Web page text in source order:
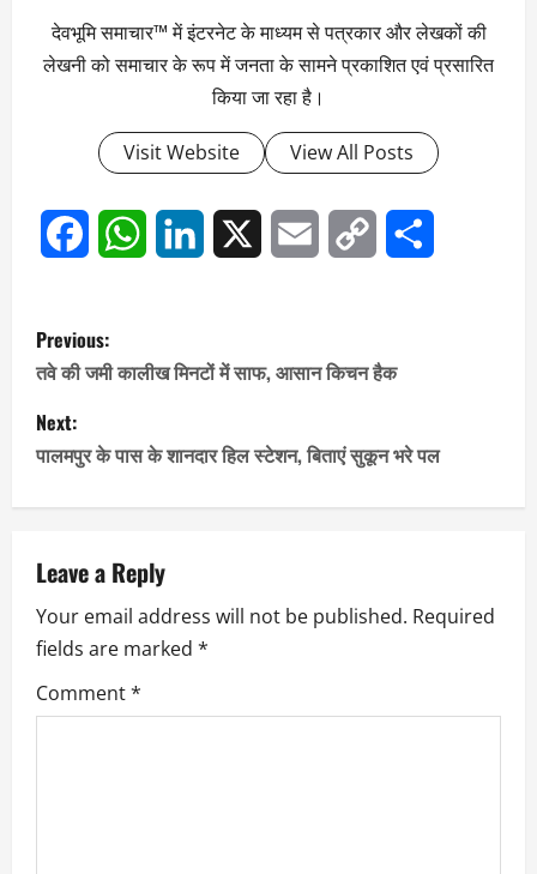
देवभूमि समाचार™ में इंटरनेट के माध्यम से पत्रकार और लेखकों की
लेखनी को समाचार के रूप में जनता के सामने प्रकाशित एवं प्रसारित
किया जा रहा है।
Visit Website View All Posts
FacebookWhatsAppLinkedIn Email
Copy
P
o
s
t
a
v
i
g
Previous:
तवे की जमी कालीख मिनटों में साफ, आसान किचन हैक
Next:
पालमपुर के पास के शानदार हिल स्टेशन, बिताएं सुकून भरे पल
Leave a Reply
Your email address will not be published. Required
fields are marked *
Comment*